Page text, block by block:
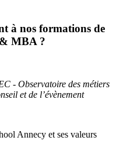
à nos formations de
MBA ?
- Observatoire des métiers
et de l’évènement
Annecy et ses valeurs